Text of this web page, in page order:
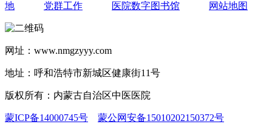
地
党群工作 医院数字图书馆 网站地图
网址：www.nmgzyyy.com
地址：呼和浩特市新城区健康街11号
版权所有：内蒙古自治区中医医院
蒙ICP备14000745号 蒙公网安备15010202150372号